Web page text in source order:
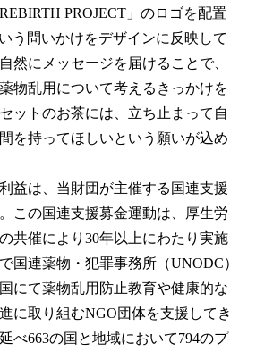
PROJECT」のロゴを配置
う問いかけをデザインに反映して
然にメッセージを届けることで、
物乱用について考えるきっかけを
ットのお茶には、立ち止まって自
を持ってほしいという願いが込め
益は、当財団が主催する国連支援
この国連支援募金運動は、厚生労
共催により30年以上にわたり実施
国連薬物・犯罪事務所（UNODC）
にて薬物乱用防止教育や健康的な
に取り組むNGO団体を支援してき
べ663の国と地域において794のプ